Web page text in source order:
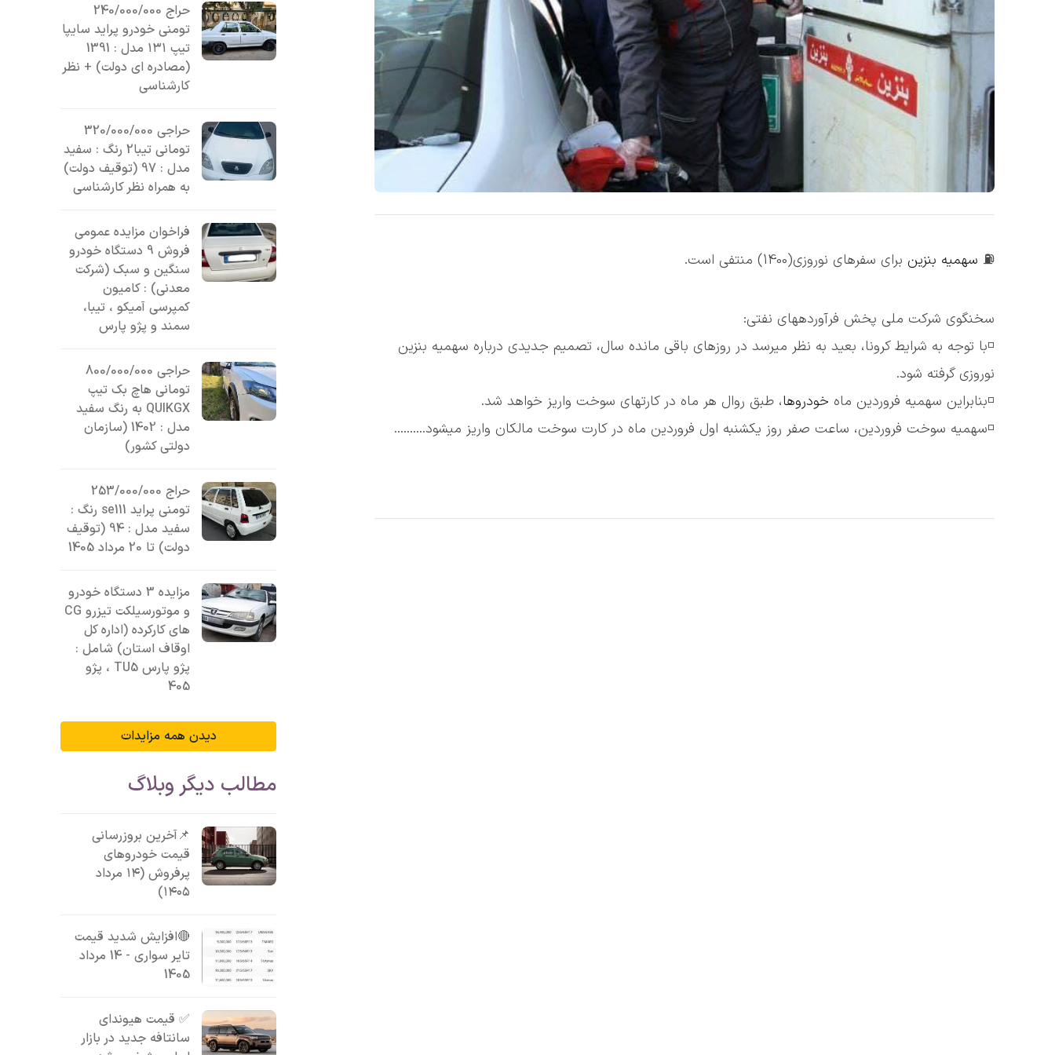
⛽️ سهمیه بنزین برای سفرهای نوروزی(1400) منتفی است.
سخنگوی شرکت ملی پخش فرآوردههای نفتی:
◽️با توجه به شرایط کرونا، بعید به نظر میرسد در روزهای باقی مانده سال، تصمیم جدیدی درباره سهمیه بنزین
نوروزی گرفته شود.
◽️بنابراین سهمیه فروردین ماه خودروها، طبق روال هر ماه در کارتهای سوخت واریز خواهد شد.
◽️سهمیه سوخت فروردین، ساعت صفر روز یکشنبه اول فروردین ماه در کارت سوخت مالکان واریز میشود..........
حراج 240/000/000
تومنی خودرو پراید سایپا
تیپ ۱۳۱ مدل : 1391
(مصادره ای دولت) + نظر
کارشناسی
حراجی 320/000/000
تومانی تیبا2 رنگ : سفید
مدل : 97 (توقیف دولت)
به همراه نظر کارشناسی
فراخوان مزایده عمومی
فروش 9 دستگاه خودرو
سنگین و سبک (شرکت
معدنی) : کامیون
کمپرسی آمیکو ، تیبا،
سمند و پژو پارس
حراجی 800/000/000
تومانی ھاچ بک تیپ
QUIKGX به رنگ سفید
مدل : 1402 (سازمان
دولتی کشور)
حراج 253/000/000
تومنی پراید se111 رنگ :
سفید مدل : 94 (توقیف
دولت) تا 20 مرداد 1405
مزایده 3 دستگاه خودرو
و موتورسیلکت تیزرو CG
های کارکرده (اداره کل
اوقاف استان) شامل :
پژو پارس TU5 ، پژو
405
دیدن همه مزایدات
مطالب دیگر وبلاگ
📌آخرین بروزرسانی
قیمت خودروهای
پرفروش (۱۴ مرداد
۱۴۰۵)
🔴افزایش شدید قیمت
تایر سواری - 14 مرداد
1405
✅ قیمت هیوندای
سانتافه جدید در بازار